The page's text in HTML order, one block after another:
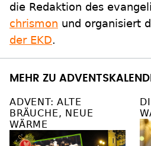
die Redaktion des
chrismon und organisiert
der EKD.
MEHR ZU
ADVENT: ALTE
BRÄUCHE, NEUE
WÄRME